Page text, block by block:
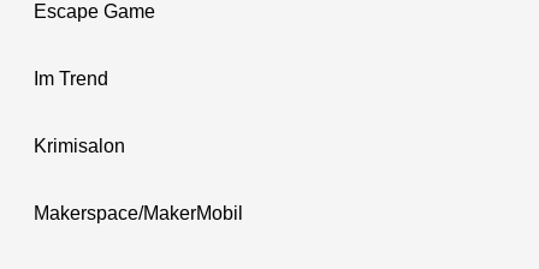
Escape Game
Im Trend
Krimisalon
Makerspace/MakerMobil